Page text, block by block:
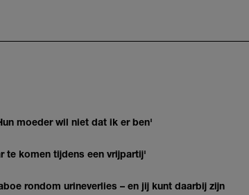
moeder wil niet dat ik er ben'
te komen tijdens een vrijpartij'
rondom urineverlies – en jij kunt daarbij zijn